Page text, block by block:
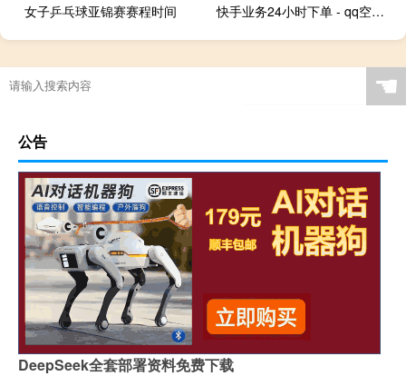
女子乒乓球亚锦赛赛程时间
快手业务24小时下单 - qq空间说说点赞10次
☚
公告
DeepSeek全套部署资料免费下载